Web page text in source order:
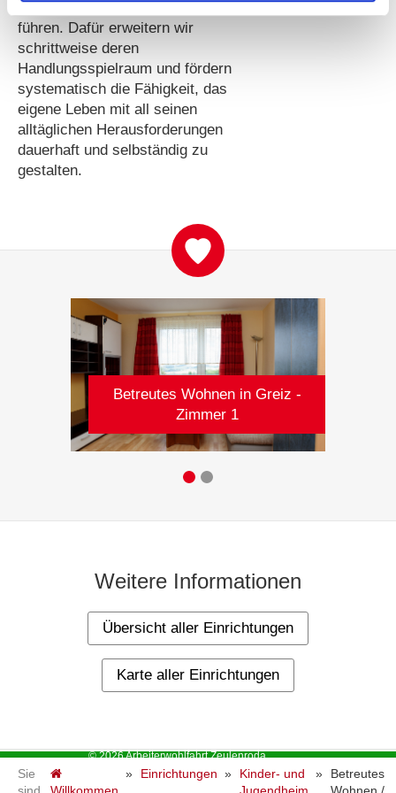
eigenverantwortliches Leben zu
führen. Dafür erweitern wir
schrittweise deren
Handlungsspielraum und fördern
systematisch die Fähigkeit, das
eigene Leben mit all seinen
alltäglichen Herausforderungen
dauerhaft und selbständig zu
gestalten.
Betreutes Wohnen in Greiz -
Zimmer 1
Weitere Informationen
Übersicht aller Einrichtungen
Karte aller Einrichtungen
© 2026 Arbeiterwohlfahrt Zeulenroda
Ernst-Thälmann-Allee 3a, D-07937 Zeulenroda-Triebes - Tel:
(+49) 036628-95750 - Fax: 957529 - E-Mail:info@awo-
Sie
sind
Willkommen
» Einrichtungen »
Kinder- und
Jugendheim
»
Betreutes
Wohnen /